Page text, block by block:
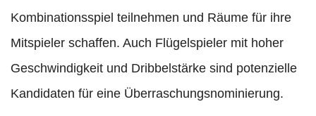
Kombinationsspiel teilnehmen und Räume für ihre
Mitspieler schaffen. Auch Flügelspieler mit hoher
Geschwindigkeit und Dribbelstärke sind potenzielle
Kandidaten für eine Überraschungsnominierung.